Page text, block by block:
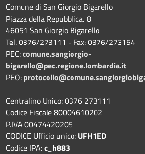
Comune di San Giorgio Bigarello
Piazza della Repubblica, 8
46051 San Giorgio Bigarello
Tel. 0376/273111 - Fax: 0376/273154
PEC:comune.sangiorgio-
bigarello@pec.regione.lombardia.it
PEO:
Centralino Unico: 0376 273111
Codice Fiscale 80004610202
P.IVA 00474420205
CODICE Ufficio unico: UFH1ED
Codice IPA:c_h883